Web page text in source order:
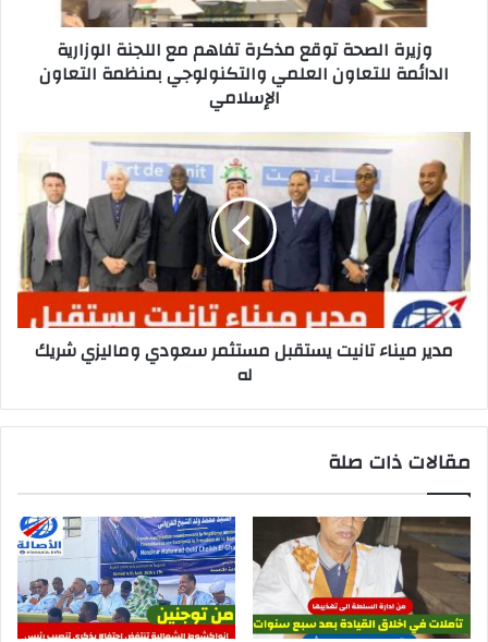
وزيرة الصحة توقع مذكرة تفاهم مع اللجنة الوزارية
الدائمة للتعاون العلمي والتكنولوجي بمنظمة التعاون
الإسلامي
مدير ميناء تانيت يستقبل مستثمر سعودي وماليزي شريك
له
مقالات ذات صلة